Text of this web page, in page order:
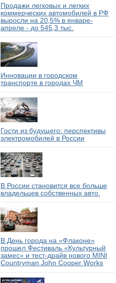
Продажи легковых и легких
коммерческих автомобилей в РФ
выросли на 20,5% в январе-
апреле - до 545,3 тыс.
Инновации в городском
транспорте в городах ЧМ
Гости из будущего: перспективы
электромобилей в России
В России становится все больше
владельцев собственных авто.
В День города на «Флаконе»
прошел Фестиваль «Культурный
замес» и тест-драйв нового MINI
Countryman John Cooper Works